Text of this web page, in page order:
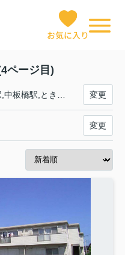
お気に入り
ページ目)
変更
変更